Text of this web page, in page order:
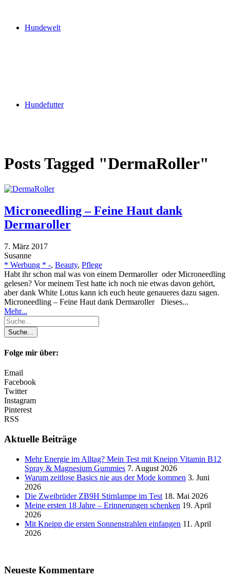
Hundewelt
Hundefutter
Posts Tagged "DermaRoller"
Microneedling – Feine Haut dank
Dermaroller
7. März 2017
Susanne
* Werbung * -, Beauty, Pflege
Habt ihr schon mal was von einem Dermaroller oder Microneedling
gelesen? Vor meinem Test hatte ich noch nie etwas davon gehört,
aber dank White Lotus kann ich euch heute genaueres dazu sagen.
Microneedling – Feine Haut dank Dermaroller Dieses...
Mehr...
Folge mir über:
Email
Facebook
Twitter
Instagram
Pinterest
RSS
Aktuelle Beiträge
Mehr Energie im Alltag? Mein Test mit Kneipp Vitamin B12
Spray & Magnesium Gummies 7. August 2026
Warum zeitlose Basics nie aus der Mode kommen 3. Juni
2026
Die Zweibrüder ZB9H Stirnlampe im Test 18. Mai 2026
Meine ersten 18 Jahre – Erinnerungen schenken 19. April
2026
Mit Kneipp die ersten Sonnenstrahlen einfangen 11. April
2026
Neueste Kommentare